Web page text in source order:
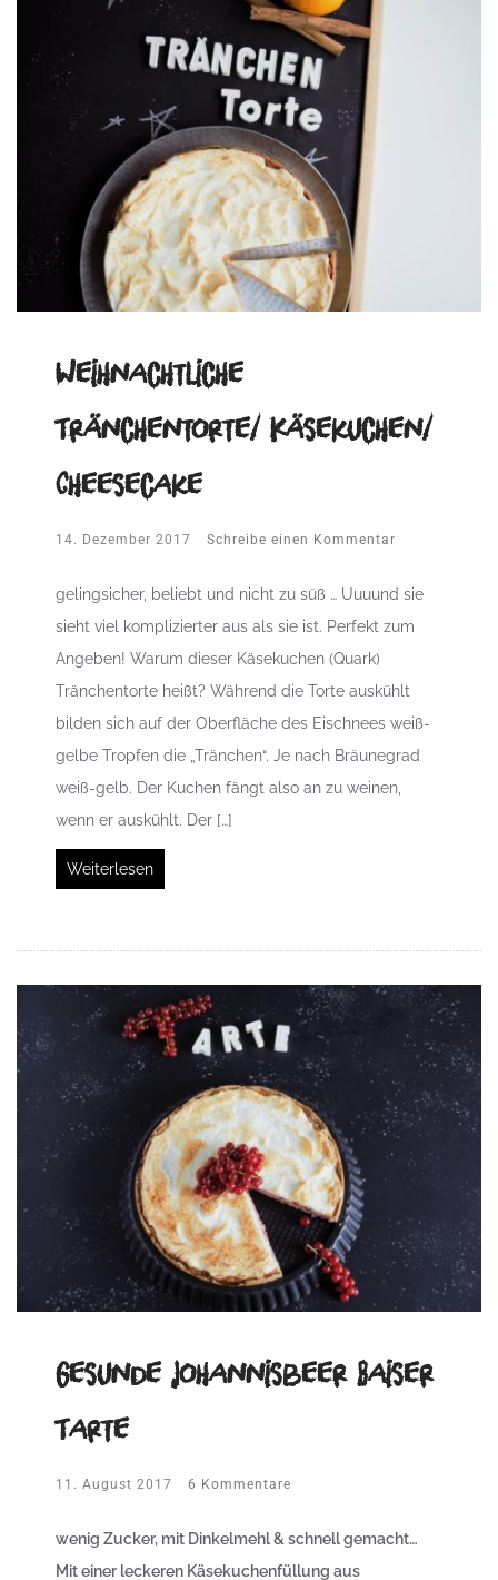
Weihnachtliche
Tränchentorte/ Käsekuchen/
Cheesecake
14. Dezember 2017 Schreibe einen Kommentar
gelingsicher, beliebt und nicht zu süß … Uuuund sie
sieht viel komplizierter aus als sie ist. Perfekt zum
Angeben! Warum dieser Käsekuchen (Quark)
Tränchentorte heißt? Während die Torte auskühlt
bilden sich auf der Oberfläche des Eischnees weiß-
gelbe Tropfen die „Tränchen“. Je nach Bräunegrad
weiß-gelb. Der Kuchen fängt also an zu weinen,
wenn er auskühlt. Der […]
Weiterlesen
Gesunde Johannisbeer Baiser
Tarte
11. August 2017 6 Kommentare
wenig Zucker, mit Dinkelmehl & schnell gemacht…
Mit einer leckeren Käsekuchenfüllung aus